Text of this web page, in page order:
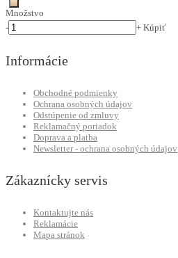
Množstvo
-
+ Kúpiť
Informácie
Obchodné podmienky
Ochrana osobných údajov
Odstúpenie od zmluvy
Reklamačný poriadok
Doprava a platba
Newsletter - ochrana osobných údajov
Zákaznícky servis
Kontaktujte nás
Reklamácie
Mapa stránok